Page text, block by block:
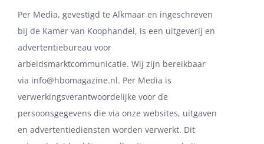
Per Media, gevestigd te Alkmaar en ingeschreven
bij de Kamer van Koophandel, is een uitgeverij en
advertentiebureau voor
arbeidsmarktcommunicatie. Wij zijn bereikbaar
via info@hbomagazine.nl. Per Media is
verwerkingsverantwoordelijke voor de
persoonsgegevens die via onze websites, uitgaven
en advertentiediensten worden verwerkt. Dit